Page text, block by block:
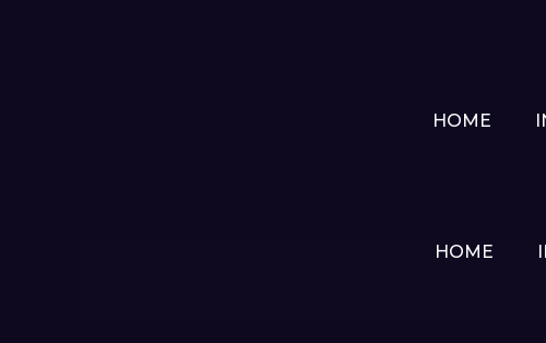
HOME
HOME